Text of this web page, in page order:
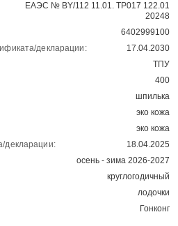
ЕАЭС № BY/112 11.01. ТР017 122.01
20248
6402999100
декларации:
17.04.2030
ТПУ
400
шпилька
эко кожа
эко кожа
декларации:
18.04.2025
осень - зима 2026-2027
круглогодичный
лодочки
Гонконг